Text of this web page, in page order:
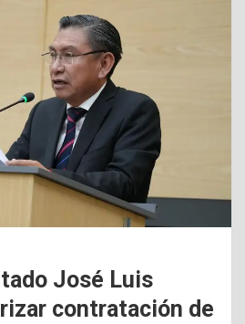
José Luis
contratación de